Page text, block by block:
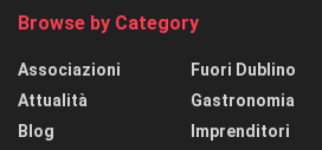
Browse by Category
Associazioni
Attualità
Blog
Fuori Dublino
Gastronomia
Imprenditori